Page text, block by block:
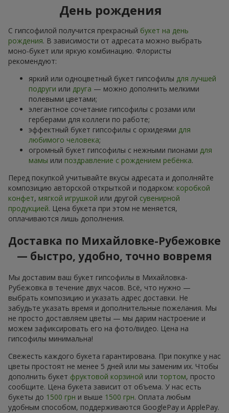
День рождения
С гипсофилой получится прекрасный букет на день
рождения. В зависимости от адресата можно выбрать
моно-букет или яркую комбинацию. Флористы
рекомендуют:
яркий или одноцветный букет гипсофилы для лучшей
подруги или друга — можно дополнить мелкими
полевыми цветами;
элегантное сочетание гипсофилы с розами или
герберами для коллеги по работе;
эффектный букет гипсофилы с орхидеями для
любимого человека;
огромный букет гипсофилы с нежными пионами для
мамы или поздравление с рождением ребёнка.
Перед покупкой учитывайте вкусы адресата и дополняйте
композицию авторской открыткой и подарком: коробкой
конфет, мягкой игрушкой или другой сувенирной
продукцией. Цена букета при этом не меняется,
оплачиваются лишь дополнения.
Доставка по Михайловке-Рубежовке
— быстро, удобно, точно вовремя
Мы доставим ваш букет гипсофилы в Михайловка-
Рубежовка в течение двух часов. Всё, что нужно —
выбрать композицию и указать адрес доставки. Не
забудьте указать время и дополнительные пожелания. Мы
не просто доставляем цветы — мы дарим настроение и
можем зафиксировать его на фото/видео. Цена на
гипсофилы минимальна!
Свежесть каждого букета гарантирована. При покупке у нас
цветы простоят не менее 5 дней или мы заменим их. Чтобы
дополнить букет фруктовой корзиной или тортом, просто
сообщите. Цена букета зависит от объема. У нас есть
букеты до 1500 грн и выше 1500 грн. Оплата любым
удобным способом, поддерживаются GooglePay и ApplePay.